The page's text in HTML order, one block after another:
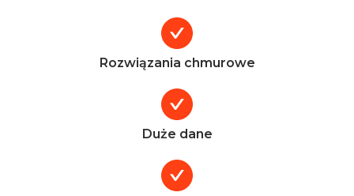
Rozwiązania chmurowe
Duże dane